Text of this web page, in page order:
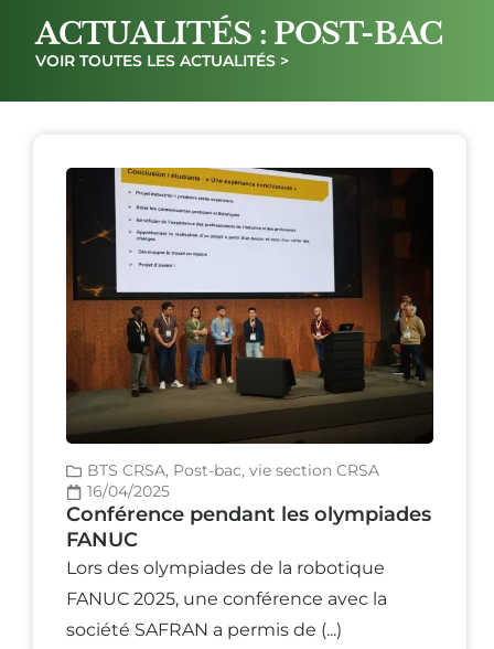
ACTUALITÉS : POST-BAC
VOIR TOUTES LES ACTUALITÉS >
BTS CRSA, Post-bac, vie section CRSA
16/04/2025
Conférence pendant les olympiades
FANUC
Lors des olympiades de la robotique
FANUC 2025, une conférence avec la
société SAFRAN a permis de (...)